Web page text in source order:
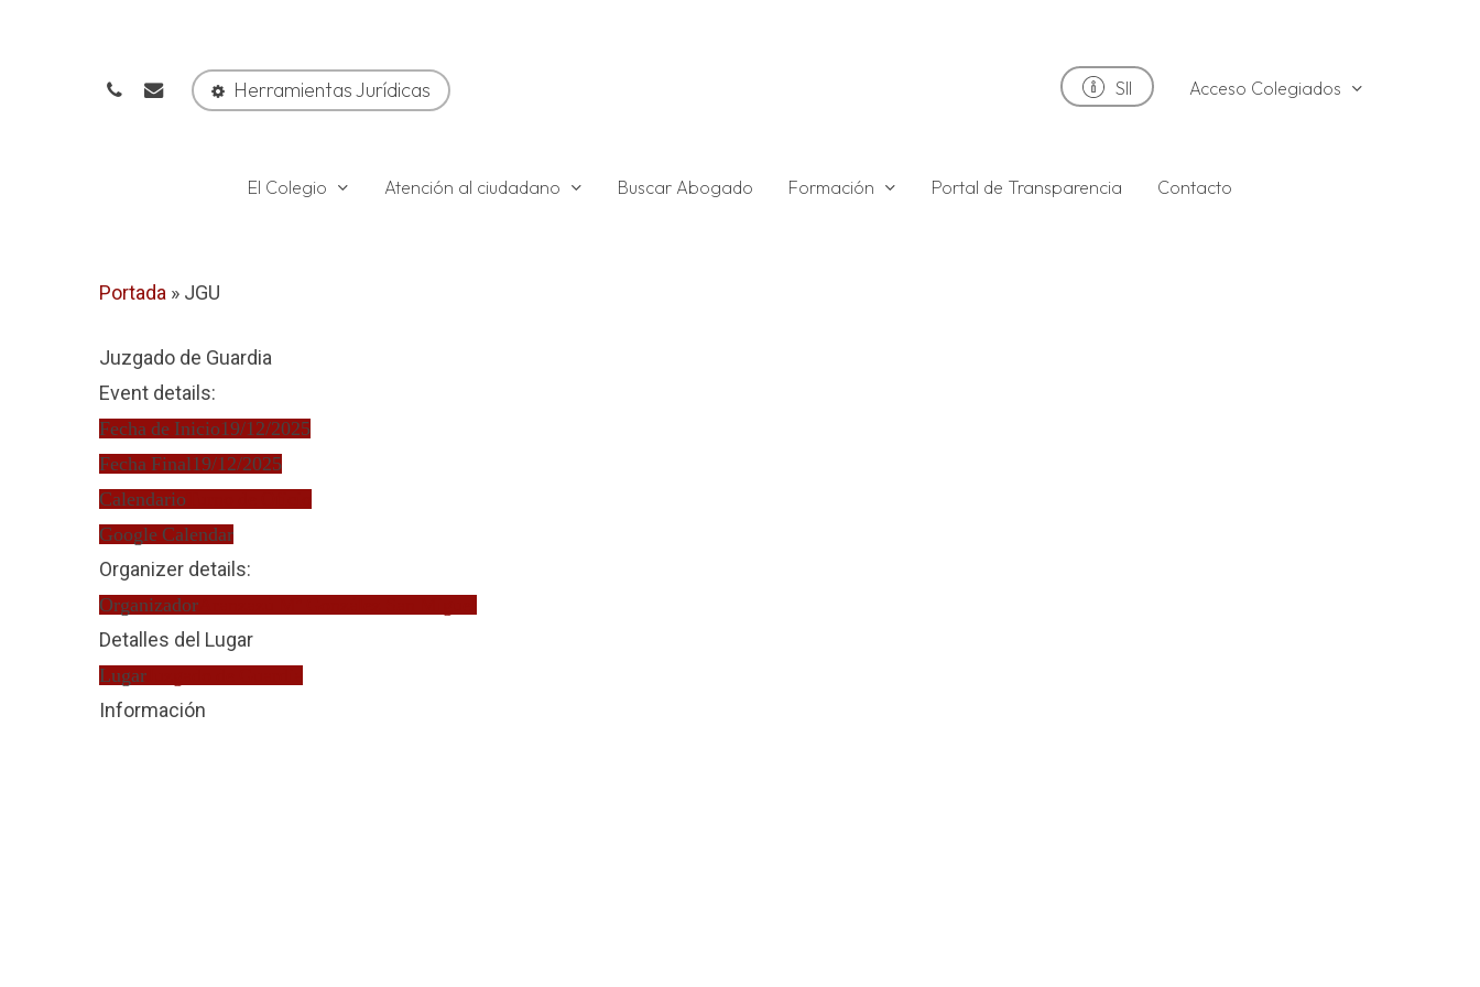
phoneemail Herramientas Jurídicas SII Acceso Colegiados
El Colegio Atención al ciudadano Buscar Abogado Formación Portal de Transparencia Contacto
Portada » JGU
Juzgado de Guardia
Event details:
Fecha de Inicio19/12/2025
Fecha Final 19/12/2025
Calendario
Google Calendar
Organizer details:
Organizador
Detalles del Lugar
Lugar
Información